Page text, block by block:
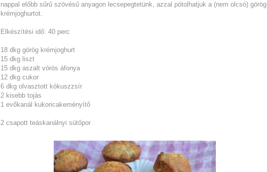
nappal előbb sűrű szövésű anyagon lecsepegtetünk, azzal pótolhatjuk a (nem olcsó) görög
krémjoghurtot.
Elkészítési idő: 40 perc
18 dkg görög krémjoghurt
15 dkg liszt
15 dkg aszalt vörös áfonya
12 dkg cukor
6 dkg olvasztott kókuszzsír
2 kisebb tojás
1 evőkanál kukoricakeményítő
2 csapott teáskanálnyi sütőpor